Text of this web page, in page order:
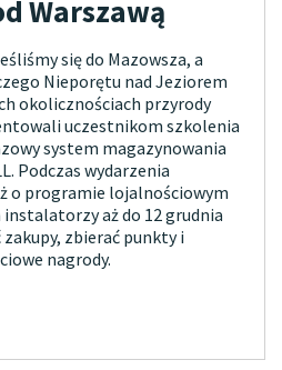
Warszawą
się do Mazowsza, a
Nieporętu nad Jeziorem
okolicznościach przyrody
uczestnikom szkolenia
system magazynowania
Podczas wydarzenia
o programie lojalnościowym
instalatorzy aż do 12 grudnia
zbierać punkty i
nagrody.